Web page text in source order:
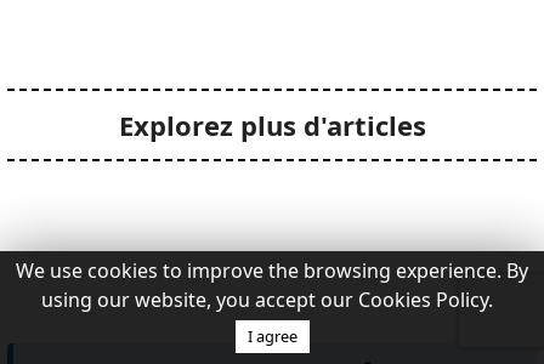
Explorez plus d'articles
We use cookies to improve the browsing experience. By
using our website, you accept our Cookies Policy.
I agree